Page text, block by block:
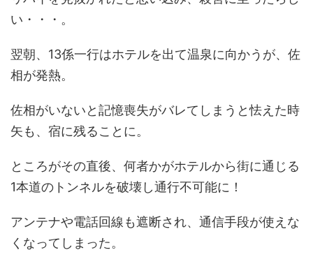
い・・・。
翌朝、13係一行はホテルを出て温泉に向かうが、佐
相が発熱。
佐相がいないと記憶喪失がバレてしまうと怯えた時
矢も、宿に残ることに。
ところがその直後、何者かがホテルから街に通じる
1本道のトンネルを破壊し通行不可能に！
アンテナや電話回線も遮断され、通信手段が使えな
くなってしまった。